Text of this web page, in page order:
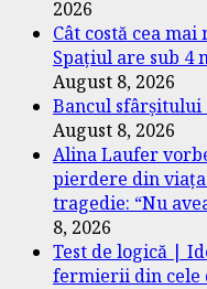
2026
Cât costă cea
Spațiul are sub 4
August 8, 2026
Bancul
August 8, 2026
Alina Laufer
pierdere din
tragedie: “Nu
8, 2026
Test de logică |
fermierii din cele